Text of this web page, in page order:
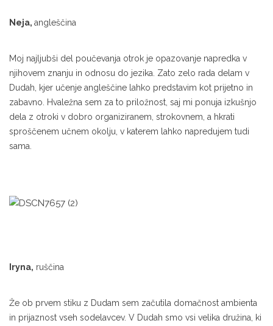
Neja, angleščina
Moj najljubši del poučevanja otrok je opazovanje napredka v
njihovem znanju in odnosu do jezika. Zato zelo rada delam v
Dudah, kjer učenje angleščine lahko predstavim kot prijetno in
zabavno. Hvaležna sem za to priložnost, saj mi ponuja izkušnjo
dela z otroki v dobro organiziranem, strokovnem, a hkrati
sproščenem učnem okolju, v katerem lahko napredujem tudi
sama.
Iryna, ruščina
Že ob prvem stiku z Dudam sem začutila domačnost ambienta
in prijaznost vseh sodelavcev. V Dudah smo vsi velika družina, ki